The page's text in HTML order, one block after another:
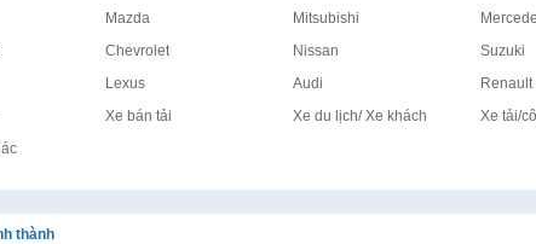
Mazda Mitsubishi
Chevrolet Nissan
Suzuki
Lexus Audi
Renault
Xe bán tải Xe du lịch/ Xe khách
Xe tải/
thành